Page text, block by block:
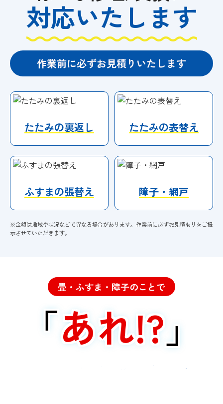
対応いたします
作業前に必ずお見積りいたします
たたみの裏返し たたみの表替え
ふすまの張替え 障子・網戸
※金額は地域や状況などで異なる場合があります。作業前に必ずお見積もりをご提
示させていただきます。
畳・ふすま・障子のことで
「あれ!?」
と思ったらまずはご相談ください